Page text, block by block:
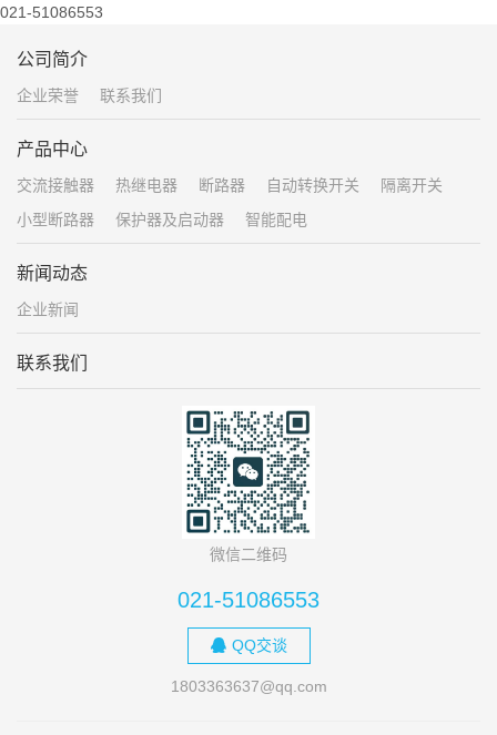
021-51086553
公司简介
企业荣誉 联系我们
产品中心
交流接触器 热继电器 断路器 自动转换开关
隔离开关
小型断路器
保护器及启动器 智能配电
新闻动态
企业新闻
联系我们
微信二维码
021-51086553
QQ交谈
1803363637@qq.com